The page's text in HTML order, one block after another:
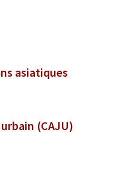
asiatiques
(CAJU)